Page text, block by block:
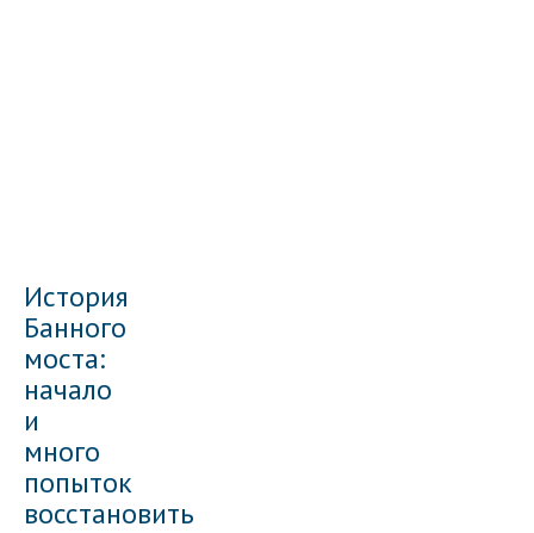
История
Банного
моста:
начало
и
много
попыток
восстановить